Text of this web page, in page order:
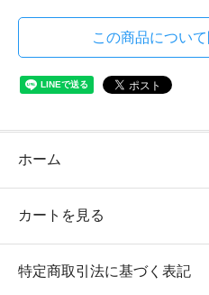
この商品につい
ホーム
カートを見る
特定商取引法に基づく表記